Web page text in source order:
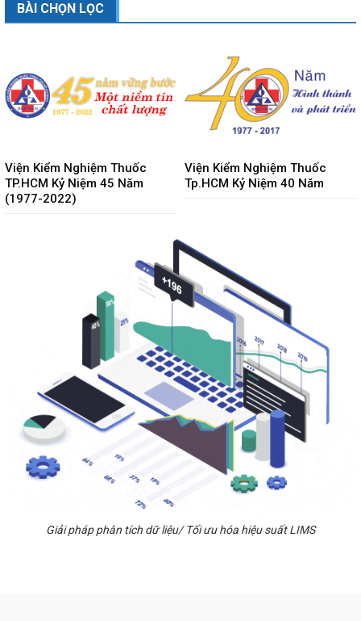
BÀI CHỌN LỌC
Viện Kiểm Nghiệm Thuốc
TP.HCM Kỷ Niệm 45 Năm
(1977-2022)
Viện Kiểm Nghiệm Thuốc
Tp.HCM Kỷ Niệm 40 Năm
Giải pháp phân tích dữ liệu/ Tối ưu hóa hiệu suất LIMS